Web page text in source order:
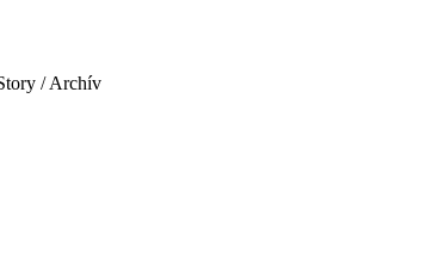
/ Archív